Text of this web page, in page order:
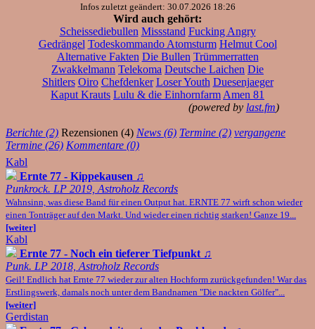
Infos zuletzt geändert: 30.07.2026 18:26
Wird auch gehört:
Scheissediebullen Missstand Fucking Angry
Gedrängel Todeskommando Atomsturm Helmut Cool
Alternative Fakten Die Bullen Trümmerratten
Zwakkelmann Telekoma Deutsche Laichen Die
Shitlers Oiro Chefdenker Loser Youth Duesenjaeger
Kaput Krauts Lulu & die Einhornfarm Amen 81
(powered by last.fm)
Berichte (2) Rezensionen (4) News (6) Termine (2) vergangene
Termine (26) Kommentare (0)
Kabl
Ernte 77 - Kippekausen ♫
Punkrock. LP 2019, Astroholz Records
Wahnsinn, was diese Band für einen Output hat. ERNTE 77 wirft schon wieder
einen Tonträger auf den Markt. Und wieder einen richtig starken! Ganze 19...
[weiter]
Kabl
Ernte 77 - Noch ein tieferer Tiefpunkt ♫
Punk. LP 2018, Astroholz Records
Geil! Endlich hat Ernte 77 wieder zur alten Hochform zurückgefunden! War das
Erstlingswerk, damals noch unter dem Bandnamen "Die nackten Gölfer"...
[weiter]
Gerdistan